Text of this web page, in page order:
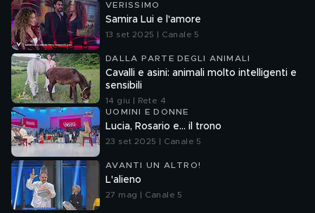
VERISSIMO
Samira Lui e l'amore
13 set 2025 | Canale 5
DALLA PARTE DEGLI ANIMALI
Cavalli e asini: animali molto intelligenti e
sensibili
14 giu | Rete 4
UOMINI E DONNE
Lucia, Rosario e... il trono
23 set 2025 | Canale 5
AVANTI UN ALTRO!
L'alieno
27 mag | Canale 5